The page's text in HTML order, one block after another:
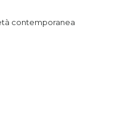
contemporanea